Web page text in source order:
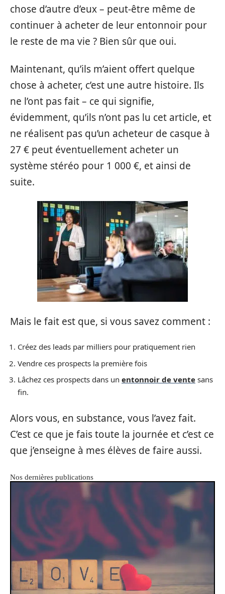
chose d’autre d’eux – peut-être même de
continuer à acheter de leur entonnoir pour
le reste de ma vie ? Bien sûr que oui.
Maintenant, qu’ils m’aient offert quelque
chose à acheter, c’est une autre histoire. Ils
ne l’ont pas fait – ce qui signifie,
évidemment, qu’ils n’ont pas lu cet article, et
ne réalisent pas qu’un acheteur de casque à
27 € peut éventuellement acheter un
système stéréo pour 1 000 €, et ainsi de
suite.
Mais le fait est que, si vous savez comment :
Créez des leads par milliers pour pratiquement rien
Vendre ces prospects la première fois
Lâchez ces prospects dans un entonnoir de vente sans
fin.
Alors vous, en substance, vous l’avez fait.
C’est ce que je fais toute la journée et c’est ce
que j’enseigne à mes élèves de faire aussi.
Nos dernières publications